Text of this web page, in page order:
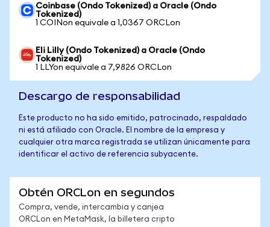
Coinbase (Ondo Tokenized) a Oracle (Ondo
Tokenized)
1 COINon equivale a 1,0367 ORCLon
Eli Lilly (Ondo Tokenized) a Oracle (Ondo
Tokenized)
1 LLYon equivale a 7,9826 ORCLon
Descargo de responsabilidad
Este producto no ha sido emitido, patrocinado, respaldado
ni está afiliado con Oracle. El nombre de la empresa y
cualquier otra marca registrada se utilizan únicamente para
identificar el activo de referencia subyacente.
Obtén ORCLon en segundos
Compra, vende, intercambia y canjea
ORCLon en MetaMask, la billetera cripto